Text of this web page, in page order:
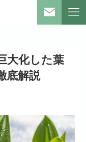
大化した葉
底解説